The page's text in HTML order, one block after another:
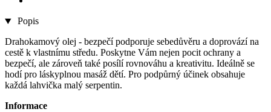
Popis
Drahokamový olej -​ bezpečí podporuje sebedůvěru a doprovází na
cestě k vlastnímu středu. Poskytne Vám nejen pocit ochrany a
bezpečí, ale zároveň také posílí rovnováhu a kreativitu. Ideálně se
hodí pro láskyplnou masáž dětí. Pro podpůrný účinek obsahuje
každá lahvička malý serpentin.
Informace